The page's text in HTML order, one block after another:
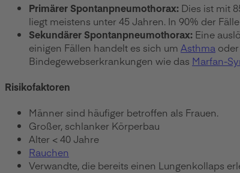
Primärer Spontanpneumothorax: Dies ist mit
liegt meistens unter 45 Jahren. In 90% der
Sekundärer Spontanpneumothorax: Eine
einigen Fällen handelt es sich um Asthma
Bindegewebserkrankungen wie das Marfan-
Risikofaktoren
Männer sind häufiger betroffen als Frauen.
Großer, schlanker Körperbau
Alter < 40 Jahre
Rauchen
Verwandte, die bereits einen Lungenkollaps